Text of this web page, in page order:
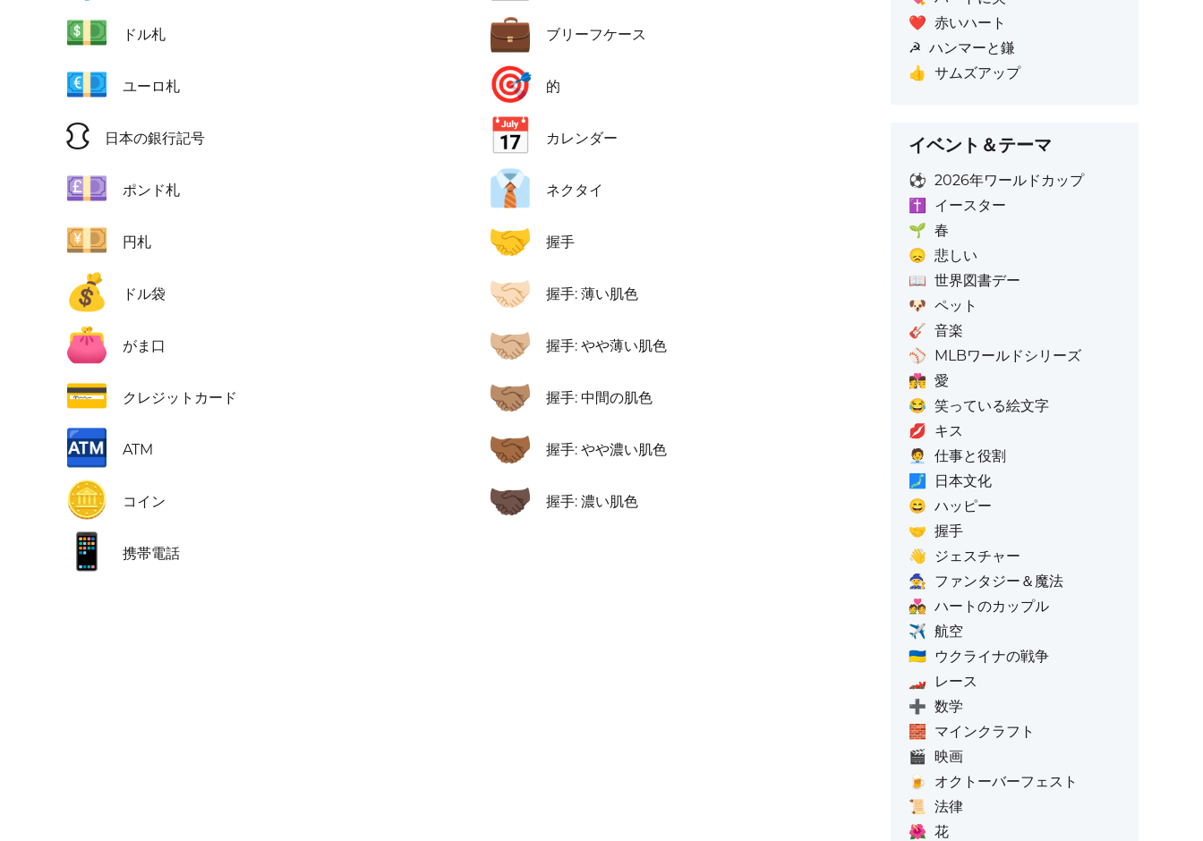
💵 ドル札
💶 ユーロ札
⛻ 日本の銀行記号
💷 ポンド札
💴 円札
💰 ドル袋
👛 がま口
💳 クレジットカード
🏧 ATM
🪙 コイン
📱 携帯電話
💼 ブリーフケース
🎯 的
📅 カレンダー
👔 ネクタイ
🤝 握手
🤝🏻 握手: 薄い肌色
🤝🏼 握手: やや薄い肌色
🤝🏽 握手: 中間の肌色
🤝🏾 握手: やや濃い肌色
🤝🏿 握手: 濃い肌色
❤️ 赤いハート
☭ ハンマーと鎌
👍 サムズアップ
イベント＆テーマ
⚽ 2026年ワールドカップ
✝️
イースター
🌱 春
😞 悲しい
📖 世界図書デー
🐶 ペット
🎸 音楽
⚾ MLBワールドシリーズ
👩‍❤️‍💋‍👨 愛
😂 笑っている絵文字
💋 キス
🧑‍💼
仕事と役割
🗾
日本文化
😄 ハッピー
🤝 握手
👋
ジェスチャー
🧙 ファンタジー＆魔法
💑 ハートのカップル
✈️ 航空
🇺🇦
ウクライナの戦争
🏎️
レース
➕ 数学
🧱 マインクラフト
🎬 映画
🍺
オクトーバーフェスト
📜 法律
🌺 花